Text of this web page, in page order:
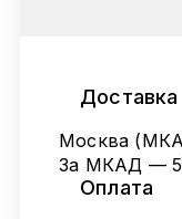
Доставка
Москва
За МКАД —
Оплата